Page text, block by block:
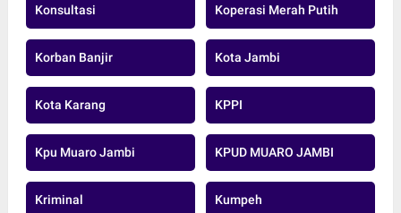
Konsultasi Koperasi Merah Putih
Korban Banjir Kota Jambi
Kota Karang KPPI
Kpu Muaro Jambi KPUD MUARO JAMBI
Kriminal Kumpeh